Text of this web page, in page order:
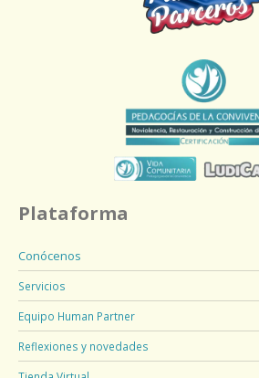
Plataforma
Conócenos
Servicios
Equipo Human Partner
Reflexiones y novedades